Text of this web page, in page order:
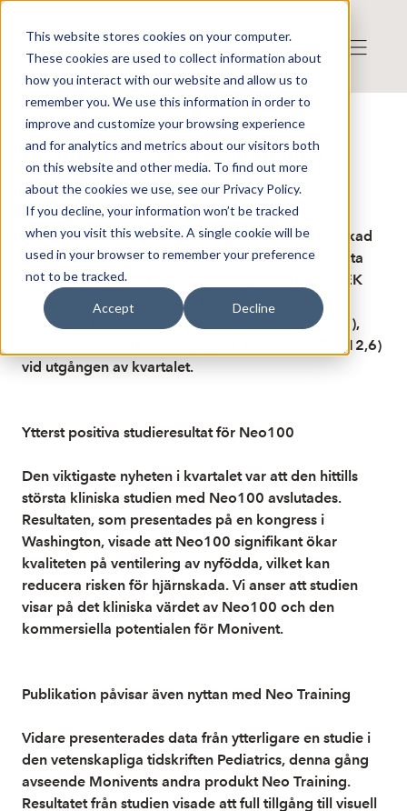
This website stores cookies on your computer.
These cookies are used to collect information about
how you interact with our website and allow us to
remember you. We use this information in order to
improve and customize your browsing experience
and for analytics and metrics about our visitors both
on this website and other media. To find out more
about the cookies we use, see our Privacy Policy.
If you decline, your information won’t be tracked
when you visit this website. A single cookie will be
used in your browser to remember your preference
not to be tracked.
Accept Decline
Published: 5/15/2023 12:41:08 PM
Monivent: Rapportkommentar
Q1’23 - Kalqyl
Medicinteknikbolaget Monivent redovisade minskad
nettoomsättning och ökad rörelseförlust i det första
kvartalet. Nettoomsättningen uppgick till 0,4 MSEK
(1,2). Vidare uppgick EBIT till -4,4 MSEK (-3,1).
Periodens kassaflöde landade på -1,6 MSEK (-2,2),
vilket innebar att kassan uppgick till 10,9 MSEK (12,6)
vid utgången av kvartalet.
Ytterst positiva studieresultat för Neo100
Den viktigaste nyheten i kvartalet var att den hittills
största kliniska studien med Neo100 avslutades.
Resultaten, som presentades på en kongress i
Washington, visade att Neo100 signifikant ökar
kvaliteten på ventilering av nyfödda, vilket kan
reducera risken för hjärnskada. Vi anser att studien
visar på det kliniska värdet av Neo100 och den
kommersiella potentialen för Monivent.
Publikation påvisar även nyttan med Neo Training
Vidare presenterades data från ytterligare en studie i
den vetenskapliga tidskriften Pediatrics, denna gång
avseende Monivents andra produkt Neo Training.
Resultatet från studien visade att full tillgång till visuell